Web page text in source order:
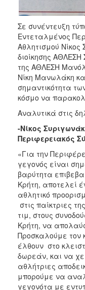
Σε συνέντευξη
Εντεταλμένος
Αθλητισμού Νίκος
διοίκησης
της ΑΘΛΕΣΗ
Νίκη Μανωλάκη
σημαντικότητα
κόσμο να
Αναλυτικά στις
-Νίκος
Περιφερειακός
«Για την
γεγονός είναι
βαρύτητα
Κρήτη, αποτελεί
αθλητικό
στις παίκτριες
τιμ, στους
Κρήτη, να
Προσκαλούμε τον
έλθουν στο
δωρεάν, και να
αθλήτριες
μπορούμε να
γεγονότα με